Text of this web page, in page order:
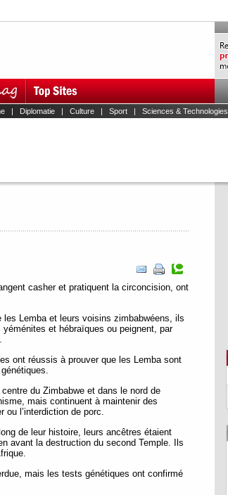
| Diplomatie| Culture| Sport| Sciences & Technologies
casher et pratiquent la circoncision, ont
les Lemba et leurs voisins zimbabwéens, ils
et hébraïques ou peignent, par
ont réussis à prouver que les Lemba sont
du Zimbabwe et dans le nord de
mais continuent à maintenir des
ou l’interdiction de porc.
de leur histoire, leurs ancêtres étaient
avant la destruction du second Temple. Ils
mais les tests génétiques ont confirmé